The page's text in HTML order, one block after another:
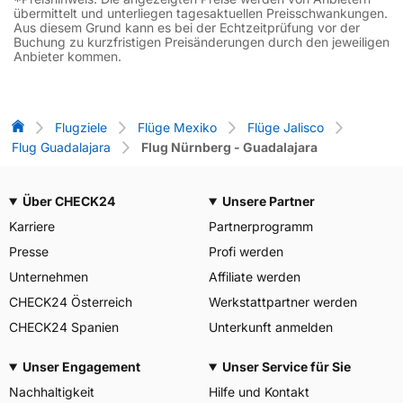
übermittelt und unterliegen tagesaktuellen Preisschwankungen.
Aus diesem Grund kann es bei der Echtzeitprüfung vor der
Buchung zu kurzfristigen Preisänderungen durch den jeweiligen
Anbieter kommen.
Flug-Vergleich
Flugziele Flüge Mexiko
Flüge Jalisco
Flug Guadalajara
Flug Nürnberg - Guadalajara
Über CHECK24
Karriere
Presse
Unternehmen
CHECK24 Österreich
CHECK24 Spanien
Unsere Partner
Partnerprogramm
Profi werden
Affiliate werden
Werkstattpartner werden
Unterkunft anmelden
Unser Engagement
Nachhaltigkeit
Unser Service für Sie
Hilfe und Kontakt